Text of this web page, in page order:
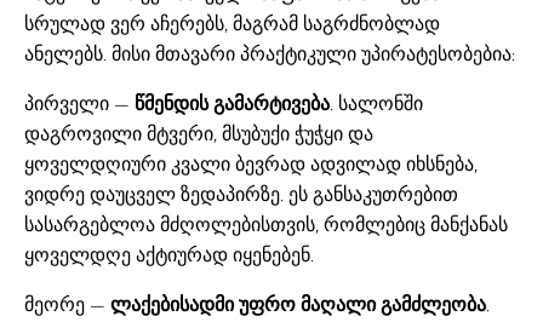
სრულად ვერ აჩერებს, მაგრამ საგრძნობლად
ანელებს. მისი მთავარი პრაქტიკული უპირატესობებია:
პირველი — წმენდის გამარტივება. სალონში
დაგროვილი მტვერი, მსუბუქი ჭუჭყი და
ყოველდღიური კვალი ბევრად ადვილად იხსნება,
ვიდრე დაუცველ ზედაპირზე. ეს განსაკუთრებით
სასარგებლოა მძღოლებისთვის, რომლებიც მანქანას
ყოველდღე აქტიურად იყენებენ.
მეორე — ლაქებისადმი უფრო მაღალი გამძლეობა.